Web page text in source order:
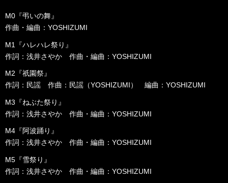
M0『弔いの舞』
作曲・編曲：YOSHIZUMI
M1『ハレハレ祭り』
作詞：浅井さやか 作曲・編曲：YOSHIZUMI
M2『祇園祭』
作詞：民謡 作曲：民謡（YOSHIZUMI） 編曲：YOSHIZUMI
M3『ねぶた祭り』
作詞：浅井さやか 作曲・編曲：YOSHIZUMI
M4『阿波踊り』
作詞：浅井さやか 作曲・編曲：YOSHIZUMI
M5『雪祭り』
作詞：浅井さやか 作曲・編曲：YOSHIZUMI